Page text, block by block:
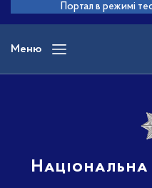
основного
вмісту
Портал в режимі
Меню
Національна